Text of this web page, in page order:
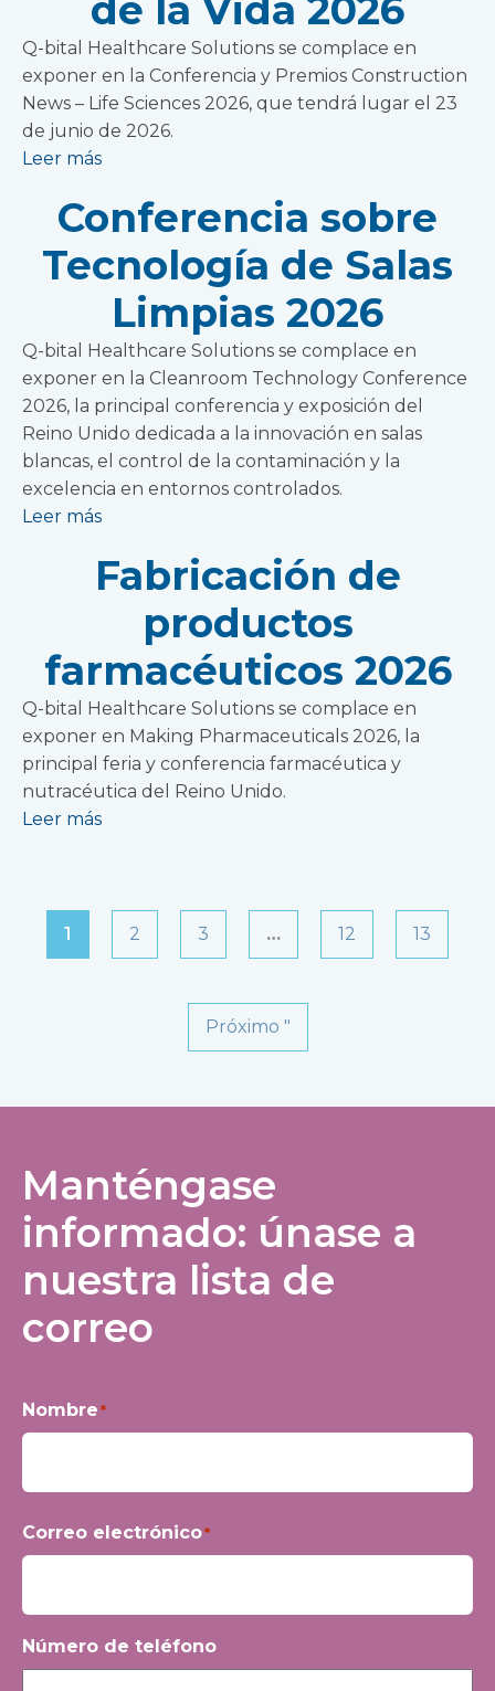
de la Vida 2026
Q-bital Healthcare Solutions se complace en
exponer en la Conferencia y Premios Construction
News – Life Sciences 2026, que tendrá lugar el 23
de junio de 2026.
Leer más
Conferencia sobre
Tecnología de Salas
Limpias 2026
Q-bital Healthcare Solutions se complace en
exponer en la Cleanroom Technology Conference
2026, la principal conferencia y exposición del
Reino Unido dedicada a la innovación en salas
blancas, el control de la contaminación y la
excelencia en entornos controlados.
Leer más
Fabricación de
productos
farmacéuticos 2026
Q-bital Healthcare Solutions se complace en
exponer en Making Pharmaceuticals 2026, la
principal feria y conferencia farmacéutica y
nutracéutica del Reino Unido.
Leer más
1 2 3 … 12 13
Próximo "
Manténgase
informado: únase a
nuestra lista de
correo
Nombre*
Correo electrónico*
Número de teléfono